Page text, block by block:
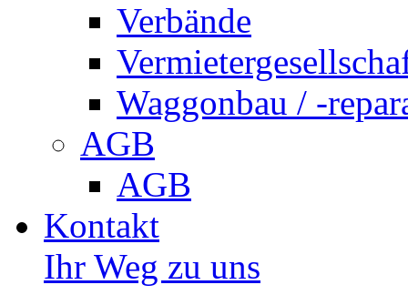
Verbände
Waggonbau / -
AGB
AGB
Kontakt
Ihr Weg zu uns